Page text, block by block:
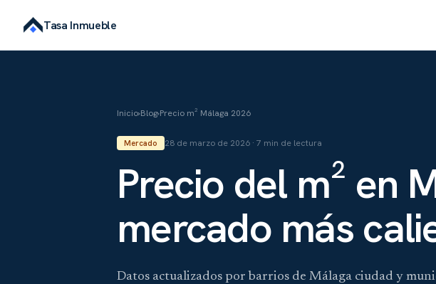
Tasa Inmueble
Inicio›Blog›Precio m² Málaga 2026
Mercado 28 de marzo de 2026 · 7 min de lectura
Precio del m² en
mercado más
Datos actualizados por barrios de Málaga ciudad y